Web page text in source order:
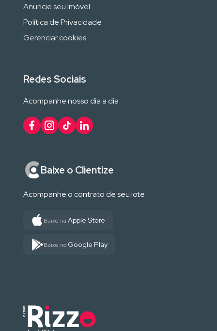
Anuncie seu Imóvel
Política de Privacidade
Gerenciar cookies
Redes Sociais
Acompanhe nosso dia a dia
Baixe o Clientize
Acompanhe o contrato de seu lote
Baixe na Apple Store
Baixe no Google Play